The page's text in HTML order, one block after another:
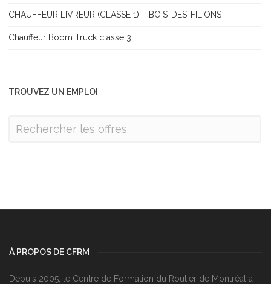
CHAUFFEUR LIVREUR (CLASSE 1) – BOIS-DES-FILIONS
Chauffeur Boom Truck classe 3
TROUVEZ UN EMPLOI
À PROPOS DE CFRM
Depuis 2005, le Centre de Formation du Routier de Montréal a